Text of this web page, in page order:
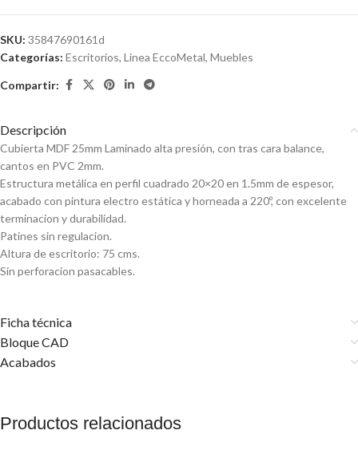
SKU: 35847690161d
Categorías: Escritorios, Linea EccoMetal, Muebles
Compartir:
Descripción
Cubierta MDF 25mm Laminado alta presión, con tras cara balance,
cantos en PVC 2mm.
Estructura metálica en perfil cuadrado 20×20 en 1.5mm de espesor,
acabado con pintura electro estática y horneada a 220º, con excelente
terminacion y durabilidad.
Patines sin regulacion.
Altura de escritorio: 75 cms.
Sin perforacion pasacables.
Ficha técnica
Bloque CAD
Acabados
Productos relacionados